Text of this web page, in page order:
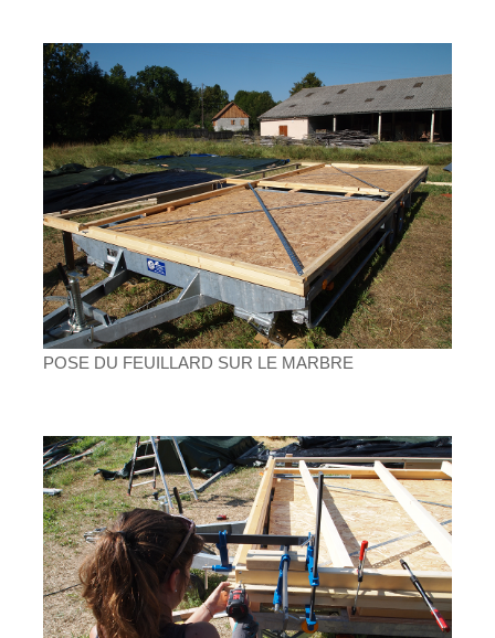
POSE DU FEUILLARD SUR LE MARBRE